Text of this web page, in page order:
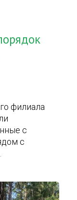
филиала
с
с